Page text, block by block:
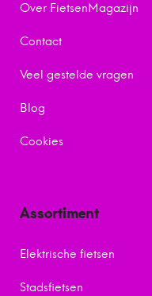
Over FietsenMagazijn
Contact
Veel gestelde vragen
Blog
Cookies
Assortiment
Elektrische fietsen
Stadsfietsen